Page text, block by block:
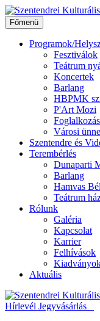
Ugrás
a
tartalomhoz
Főmenü
Programok/
Fesztiválok
Teátrum
Koncertek
Barlang
HBPMK
P'Art Mozi
Városi
Szentendre és
Terembérlés
Dunaparti
Barlang
Hamvas
Teátrum
Rólunk
Galéria
Kapcsolat
Karrier
Felhívások
Aktuális
Hírlevél Jegyvásárlás